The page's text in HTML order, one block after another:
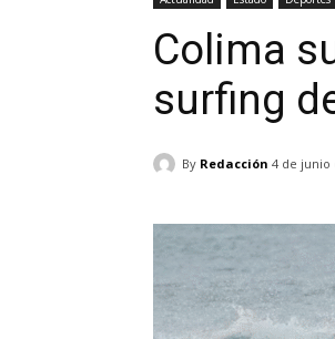
Colima
surfing
By Redacción 4 de junio